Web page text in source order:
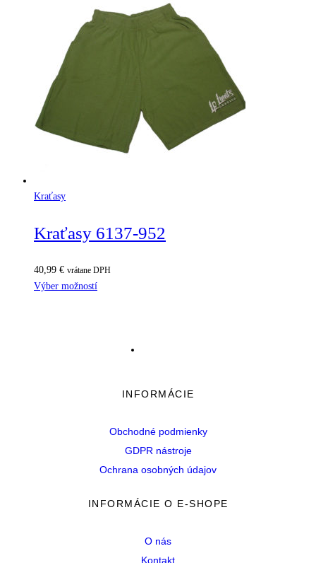
Kraťasy
Kraťasy 6137-952
40,99 € vrátane DPH
Výber možností
INFORMÁCIE
Obchodné podmienky
GDPR nástroje
Ochrana osobných údajov
INFORMÁCIE O E-SHOPE
O nás
Kontakt